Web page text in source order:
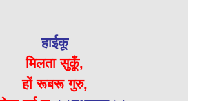
हाईकू
मिलता सुकूँ,
हों रूबरू गुरु,